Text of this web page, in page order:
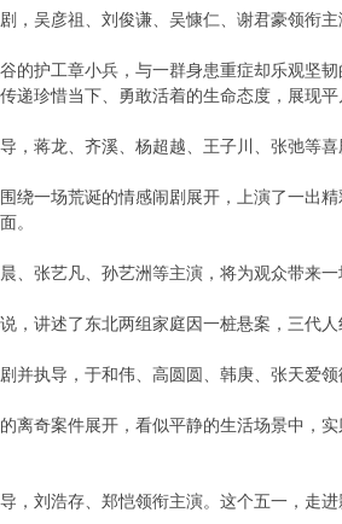
，吴彦祖、刘俊谦、吴慷仁、谢君豪领衔
的护工章小兵，与一群身患重症却乐观坚
递珍惜当下、勇敢活着的生命态度，展现平
，蒋龙、齐溪、杨超越、王子川、张弛等
绕一场荒诞的情感闹剧展开，上演了一出
。
、张艺凡、孙艺洲等主演，将为观众带来一
，讲述了东北两组家庭因一桩悬案，三代人
并执导，于和伟、高圆圆、韩庚、张天爱领
离奇案件展开，看似平静的生活场景中，
，刘浩存、郑恺领衔主演。这个五一，走进